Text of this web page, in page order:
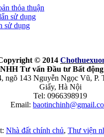
thỏa thuận
sử dụng
sử dụng
© 2014
Tư vấn Đầu tư Bất
ngõ 143 Nguyễn Ngọc Vũ, P.
Giấy, Hà Nội
Tel: 0966398919
Email:
Nhà đất chính chủ, Thư viện